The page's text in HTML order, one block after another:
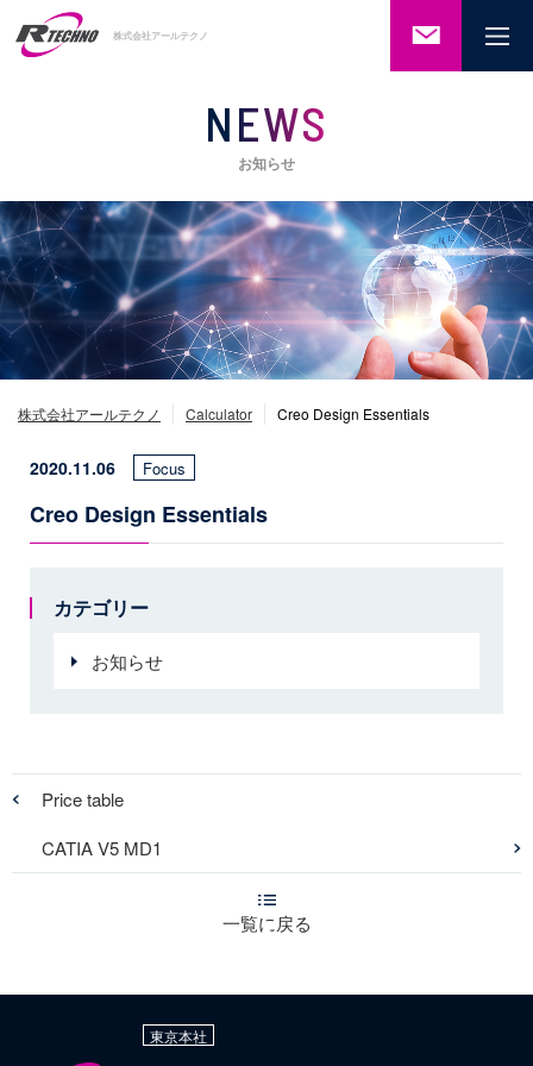
株式会社アールテクノ ご相談・
わせ
NEWS
お知らせ
株式会社アールテクノ Calculator Creo Design Essentials
2020.11.06 Focus
Creo Design Essentials
カテゴリー
お知らせ
Price table
一覧に戻る
CATIA V5 MD1
東京本社